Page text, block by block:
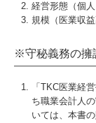
経営形態（個
規模（医業収
※守秘義務の擁
「TKC医業経
ち職業会計人
いては、本書